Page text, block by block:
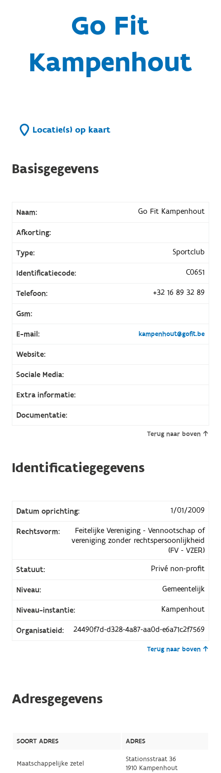
Go Fit
Kampenhout
Locatie(s) op kaart
Basisgegevens
Naam: Go Fit Kampenhout
Afkorting:
Type: Sportclub
Identificatiecode: C0651
Telefoon: +32 16 89 32 89
Gsm:
E-mail: kampenhout@gofit.be
Website:
Sociale Media:
Extra informatie:
Documentatie:
Terug naar boven
Identificatiegegevens
Datum oprichting: 1/01/2009
Rechtsvorm:
Feitelijke Vereniging - Vennootschap of
vereniging zonder rechtspersoonlijkheid
(FV - VZER)
Statuut:
Privé non-profit
Niveau: Gemeentelijk
Niveau-instantie: Kampenhout
Organisatieid: 24490f7d-d328-4a87-aa0d-e6a71c2f7569
Terug naar boven
Adresgegevens
SOORT ADRES ADRES
Maatschappelijke zetel
Stationsstraat 36
1910 Kampenhout